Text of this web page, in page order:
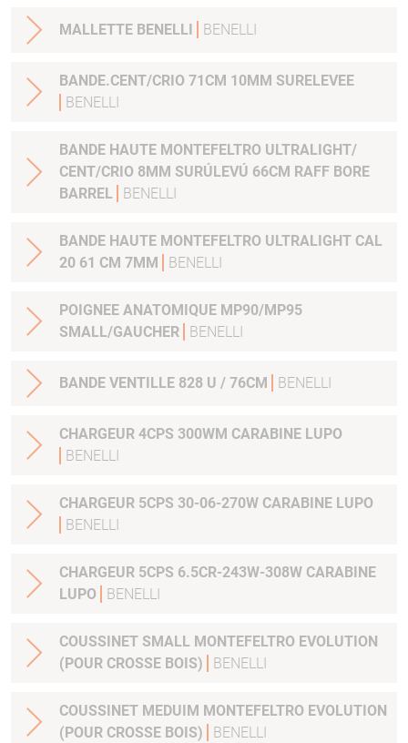
MALLETTE BENELLI BENELLI
BANDE.CENT/CRIO 71CM 10MM SURELEVEE
BENELLI
BANDE HAUTE MONTEFELTRO ULTRALIGHT/
CENT/CRIO 8MM SURÚLEVÚ 66CM RAFF BORE
BARREL
BENELLI
BANDE HAUTE MONTEFELTRO ULTRALIGHT CAL
20 61 CM 7MM
BENELLI
POIGNEE ANATOMIQUE MP90/MP95
SMALL/GAUCHER
BENELLI
BANDE VENTILLE 828 U / 76CM BENELLI
CHARGEUR 4CPS 300WM CARABINE LUPO
BENELLI
CHARGEUR 5CPS 30-06-270W CARABINE LUPO
BENELLI
CHARGEUR 5CPS 6.5CR-243W-308W CARABINE
LUPO
BENELLI
COUSSINET SMALL MONTEFELTRO EVOLUTION
(POUR CROSSE BOIS)
BENELLI
COUSSINET MEDUIM MONTEFELTRO EVOLUTION
(POUR CROSSE BOIS)
BENELLI